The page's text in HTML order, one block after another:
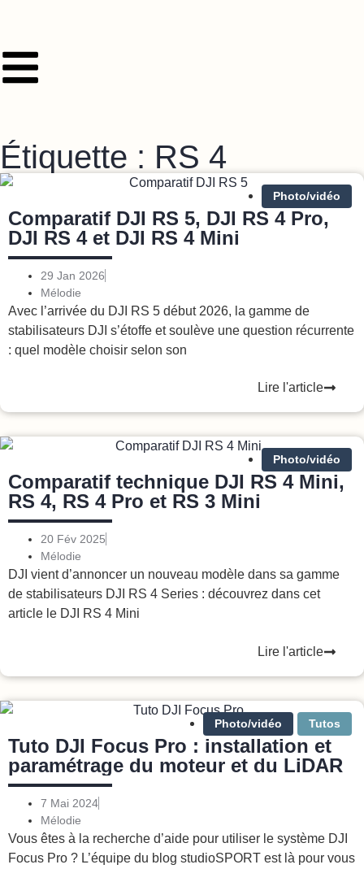
Étiquette : RS 4
Photo/vidéo
Comparatif DJI RS 5, DJI RS 4 Pro,
DJI RS 4 et DJI RS 4 Mini
29 Jan 2026
Mélodie
Avec l’arrivée du DJI RS 5 début 2026, la gamme de
stabilisateurs DJI s’étoffe et soulève une question récurrente
: quel modèle choisir selon son
Lire l'article
Photo/vidéo
Comparatif technique DJI RS 4 Mini,
RS 4, RS 4 Pro et RS 3 Mini
20 Fév 2025
Mélodie
DJI vient d’annoncer un nouveau modèle dans sa gamme
de stabilisateurs DJI RS 4 Series : découvrez dans cet
article le DJI RS 4 Mini
Lire l'article
Photo/vidéo Tutos
Tuto DJI Focus Pro : installation et
paramétrage du moteur et du LiDAR
7 Mai 2024
Mélodie
Vous êtes à la recherche d’aide pour utiliser le système DJI
Focus Pro ? L’équipe du blog studioSPORT est là pour vous